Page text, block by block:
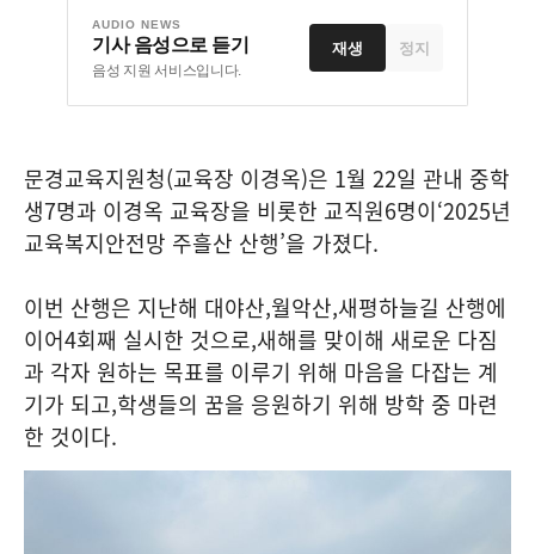
AUDIO NEWS
기사 음성으로 듣기
음성 지원 서비스입니다.
재생 정지
문경교육지원청(교육장 이경옥)은 1월 22일 관내 중학
생7명과 이경옥 교육장을 비롯한 교직원6명이‘2025년
교육복지안전망 주흘산 산행’을 가졌다.
이번 산행은 지난해 대야산,월악산,새평하늘길 산행에
이어4회째 실시한 것으로,새해를 맞이해 새로운 다짐
과 각자 원하는 목표를 이루기 위해 마음을 다잡는 계
기가 되고,학생들의 꿈을 응원하기 위해 방학 중 마련
한 것이다.